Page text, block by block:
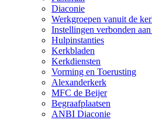
Diaconie
Werkgroepen vanuit de
Instellingen verbonden
Hulpinstanties
Kerkbladen
Kerkdiensten
Vorming en Toerusting
Alexanderkerk
MFC de Beijer
Begraafplaatsen
ANBI Diaconie